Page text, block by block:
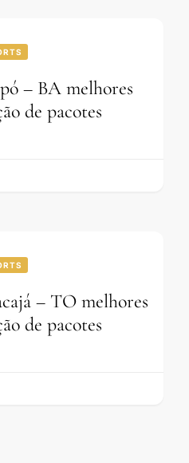
– BA melhores
de pacotes
– TO melhores
de pacotes